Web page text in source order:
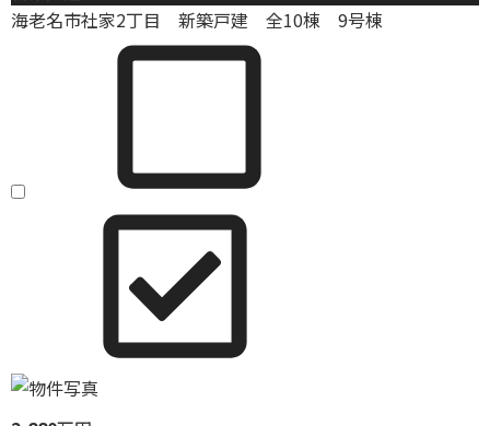
海老名市社家2丁目 新築戸建 全10棟 9号棟